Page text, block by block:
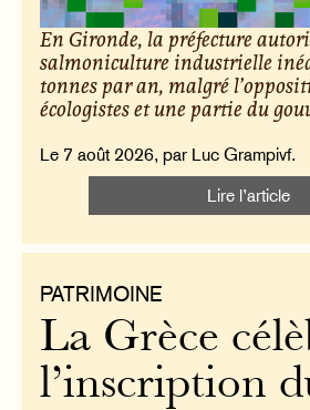
En Gironde, la préfecture
salmoniculture industrielle
tonnes par an, malgré
écologistes et une partie du
Le 7 août 2026, par Luc Grampivf.
Lire l’article
PATRIMOINE
La Grèce
l’inscription